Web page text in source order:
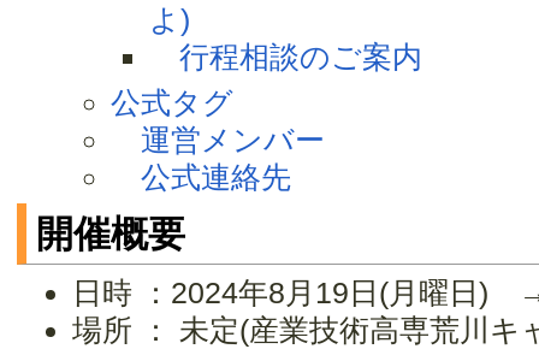
よ)
行程相談のご案内
公式タグ
運営メンバー
公式連絡先
開催概要
日時 ：2024年8月19日(月曜
場所 ： 未定(産業技術高専荒川キ